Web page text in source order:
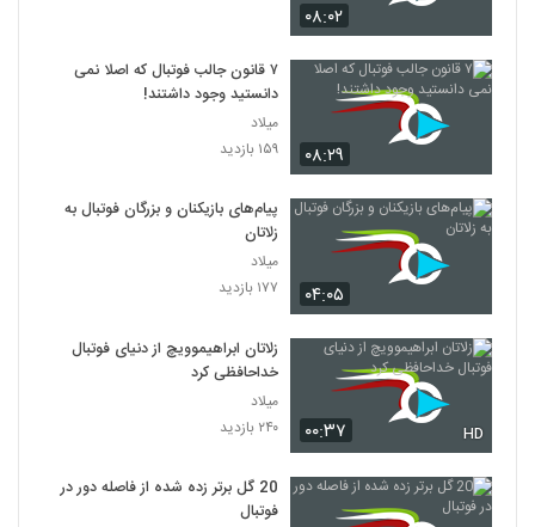
۰۸:۰۲
۰۸:۲۹
۷ قانون جالب فوتبال که اصلا نمی
دانستید وجود داشتند!
میلاد
۱۵۹ بازدید
۰۴:۰۵
پیام‌های بازیکنان و بزرگان فوتبال به
زلاتان
میلاد
۱۷۷ بازدید
۰۰:۳۷ HD
زلاتان ابراهیموویچ از دنیای فوتبال
خداحافظی کرد
میلاد
۲۴۰ بازدید
20 گل برتر زده شده از فاصله دور در
فوتبال